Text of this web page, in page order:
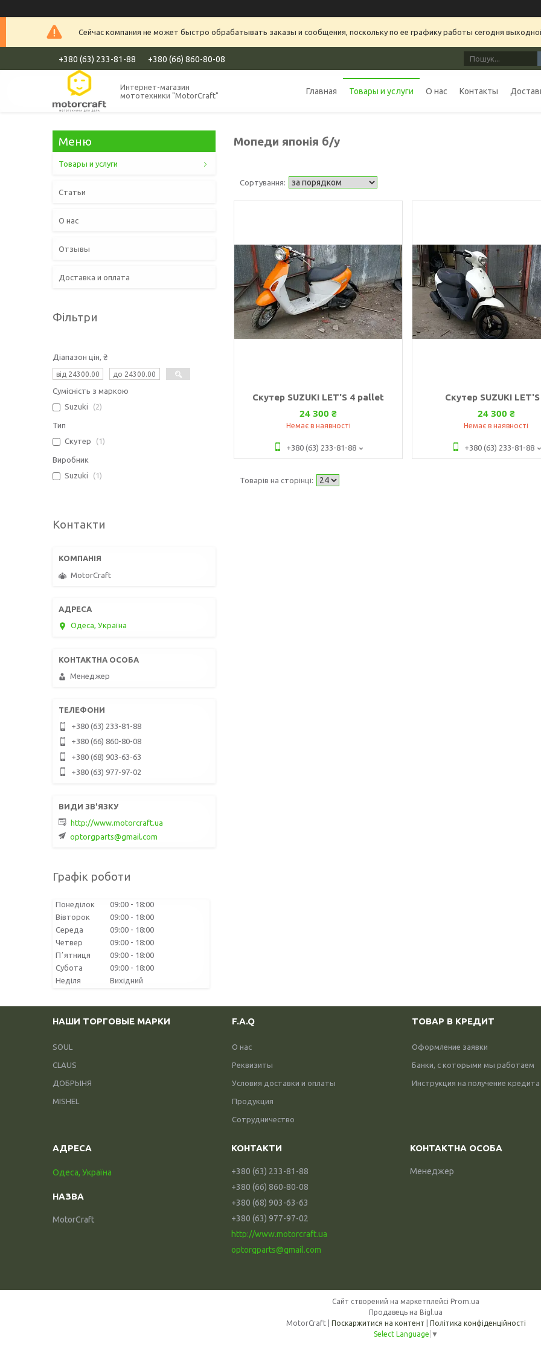
Сейчас компания не может быстро обрабатывать заказы и сообщения, поскольку по ее графику работы сегодня
+380 (63) 233-81-88 +380 (66) 860-80-08
Интернет-магазин
мототехники "MotorCraft"
Главная Товары и услуги О нас Контакты
Мопеди японія б/у
Скутер SUZUKI LET'S 4 pallet
24 300 ₴
Немає в наявності
+380 (63) 233-81-88
Скутер SUZUKI
24 300 ₴
Немає в наявності
+380 (63) 233-81-88
Товары и услуги
Статьи
О нас
Отзывы
Доставка и оплата
Фільтри
Діапазон цін, ₴
Сумісність з маркою
Suzuki
2
Тип
Скутер
1
Виробник
Suzuki
1
Контакти
MotorCraft
Одеса, Україна
Менеджер
+380 (63) 233-81-88
+380 (66) 860-80-08
+380 (68) 903-63-63
+380 (63) 977-97-02
http://www.motorcraft.ua
optorgparts@gmail.com
Графік роботи
Понеділок 09:00
18:00
Вівторок
09:00
18:00
Середа
09:00
18:00
Четвер
09:00
18:00
Пʼятниця
09:00
18:00
Субота
09:00
18:00
Неділя
Вихідний
НАШИ ТОРГОВЫЕ МАРКИ
SOUL
CLAUS
ДОБРЫНЯ
MISHEL
F.A.Q
О нас
Реквизиты
Условия доставки и оплаты
Продукция
Сотрудничество
ТОВАР В КРЕДИТ
Оформление заявки
Банки, с которыми мы работаем
Инструкция на получение кредита
Одеса, Україна
MotorCraft
+380 (63) 233-81-88
+380 (66) 860-80-08
+380 (68) 903-63-63
+380 (63) 977-97-02
http://www.motorcraft.ua
optorgparts@gmail.com
Менеджер
Сайт створений на маркетплейсі Prom.ua
Продавець на Bigl.ua
Поскаржитися на контент
Політика конфіденційності
Select Language ▼